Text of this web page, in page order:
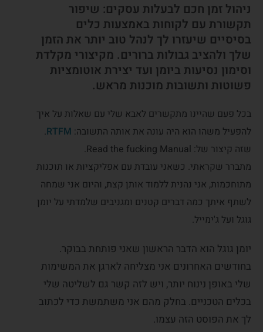
ניהול זמן חכם לבעלות עסקים: שיפור
תקשורת עם לקוחות באמצעות כלים
בסיסיים שיעזרו לך לנהל טוב יותר את הזמן
שלך ולהציב גבולות ברורים. מקיצורי מקלדת
וסימון נסיעות ביומן ועד יצירת אוטומציות
פשוטות ותשובות מוכנות מראש.
בכל פעם שהיינו מתקשרים לאבא שלי עם שאלות על איך
להפעיל משהו הוא היה עונה את אותה התשובה: RTFM
.
שזה קיצור של: Read the fucking Manual.
מתברר שקראתי. כשאני עובדת עם אפליקציות או תוכנות
מתוחכמות, אני נהנית ללמוד אותן קצת, והיום אני שמחה
לשתף איתך כמה דברים קטנים ומגניבים שלמדתי על יומן
גוגל ועל ג'ימייל.
יומן גוגל הוא הדבר הראשון שאני פותחת בבוקר.
בחודשים האחרונים אני מצליחה לארגן את המשימות
שלי באופן נינוח יותר, ויש לזה קשר גם לשליטה שלי
בכלים הטכניים. בחלק מהם אני משתמשת כדי לכתוב
לך את הפוסט הזה עצמו.